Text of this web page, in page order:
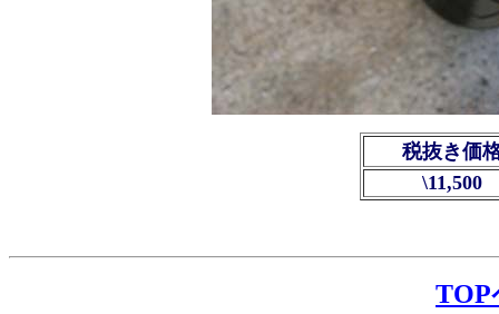
税抜き価
\11,500
TOP